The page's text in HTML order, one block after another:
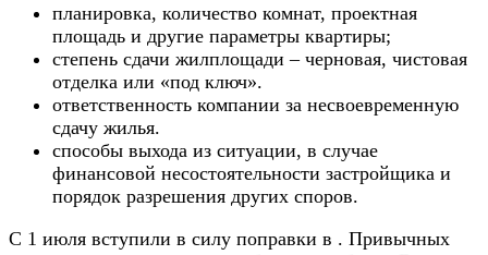
планировка, количество комнат, проектная
площадь и другие параметры квартиры;
степень сдачи жилплощади – черновая, чистовая
отделка или «под ключ».
ответственность компании за несвоевременную
сдачу жилья.
способы выхода из ситуации, в случае
финансовой несостоятельности застройщика и
порядок разрешения других споров.
С 1 июля вступили в силу поправки в . Привычных